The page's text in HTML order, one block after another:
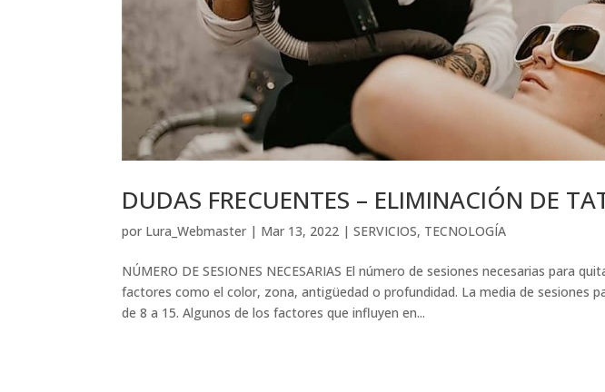
DUDAS FRECUENTES – ELIMINACIÓN DE
por Lura_Webmaster | Mar 13, 2022 |SERVICIOS, TECNOLOGÍA
NÚMERO DE SESIONES NECESARIAS El número de sesiones necesarias para
factores como el color, zona, antigüedad o profundidad. La media de sesiones
de 8 a 15. Algunos de los factores que influyen en...